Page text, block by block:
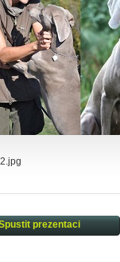
prezentaci